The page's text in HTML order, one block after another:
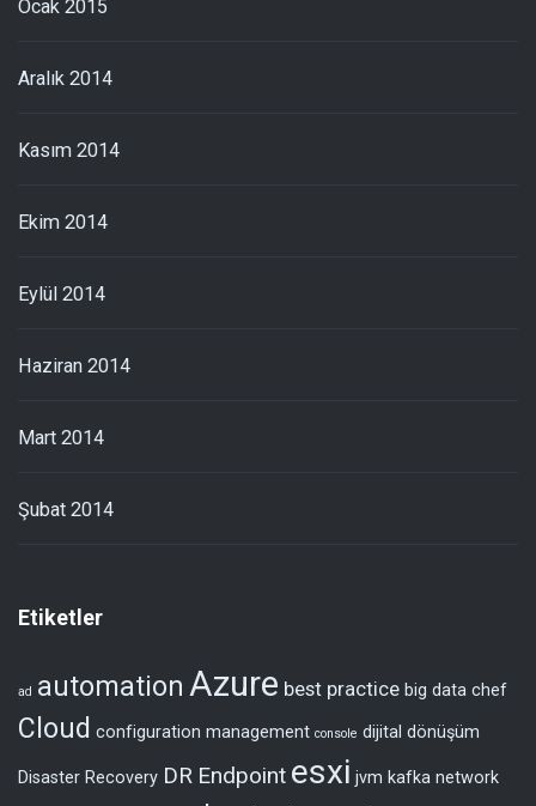
Ocak 2015
Aralık 2014
Kasım 2014
Ekim 2014
Eylül 2014
Haziran 2014
Mart 2014
Şubat 2014
Etiketler
ad automation Azure best practice big data chef
Cloud configuration management console dijital dönüşüm
Disaster Recovery DR Endpoint esxi jvm kafka network